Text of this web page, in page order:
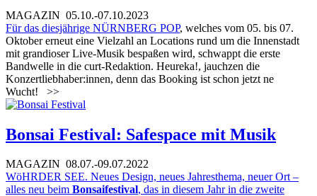
MAGAZIN 05.10.-07.10.2023
Für das diesjährige NÜRNBERG POP, welches vom 05. bis 07.
Oktober erneut eine Vielzahl an Locations rund um die Innenstadt
mit grandioser Live-Musik bespaßen wird, schwappt die erste
Bandwelle in die curt-Redaktion. Heureka!, jauchzen die
Konzertliebhaber:innen, denn das Booking ist schon jetzt ne
Wucht!
>>
Bonsai Festival: Safespace mit Musik
MAGAZIN 08.07.-09.07.2022
WöHRDER SEE. Neues Design, neues Jahresthema, neuer Ort –
alles neu beim Bonsaifestival, das in diesem Jahr in die zweite